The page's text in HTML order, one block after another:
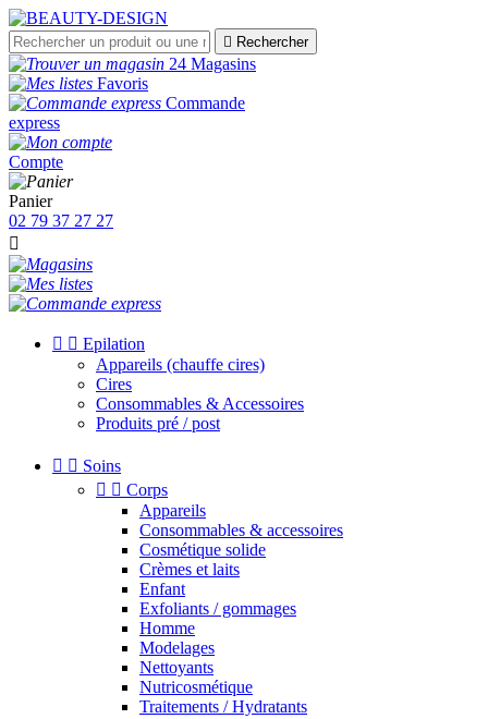
 Rechercher
24 Magasins
Favoris
Commande
express
Compte
Panier
02 79 37 27 27

  Epilation
Appareils (chauffe cires)
Cires
Consommables & Accessoires
Produits pré / post
  Soins
  Corps
Appareils
Consommables & accessoires
Cosmétique solide
Crèmes et laits
Enfant
Exfoliants / gommages
Homme
Modelages
Nettoyants
Nutricosmétique
Traitements / Hydratants